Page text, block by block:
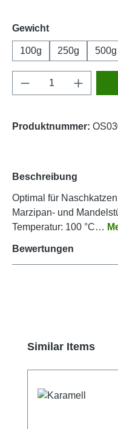
Gewichtauswählen
100g 250g 500g
Produkt Anzahl:
Produktnummer:
Beschreibung
Optimal für
Marzipan- und
Temperatur: 100 °C…
Bewertungen
Produktgalerie
Similar Items